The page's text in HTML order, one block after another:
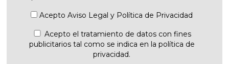
AceptoAviso Legal y Política de Privacidad
Acepto el tratamiento de datos con fines
publicitarios tal como se indica en la política de
privacidad.